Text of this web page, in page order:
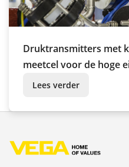
Druktransmitters met
meetcel voor de hoge
farmaceutische industrie
Lees verder